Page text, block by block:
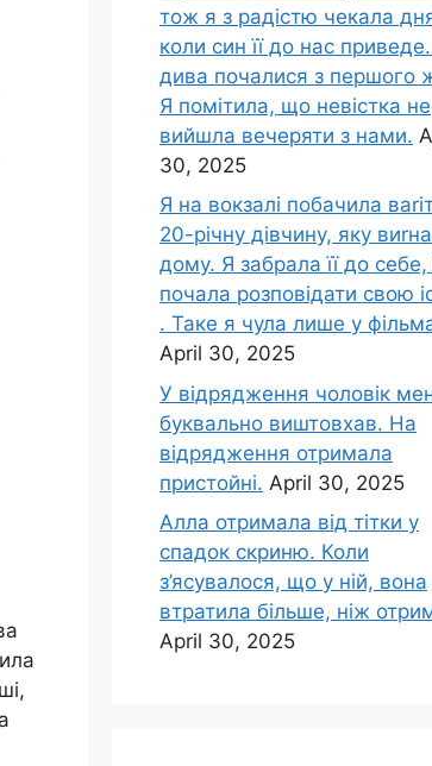
тож я з радістю чекала
коли син її до нас
дива почалися з першого
Я помітила, що невістка не
вийшла вечеряти з нами.
30, 2025
Я на вокзалі побачила
20-річну дівчину, яку
дому. Я забрала її до себе,
почала розповідати свою
. Таке я чула лише у
April 30, 2025
У відрядження чоловік
буквально виштовхав. На
відрядження отримала
пристойні. April 30, 2025
Алла отримала від тітки у
спадок скриню. Коли
з’ясувалося, що у ній, вона
втратила більше, ніж
April 30, 2025